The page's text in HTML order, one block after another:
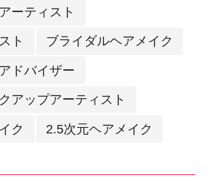
ーティスト
ト ブライダルヘアメイク
ドバイザー
アップアーティスト
ク 2.5次元ヘアメイク